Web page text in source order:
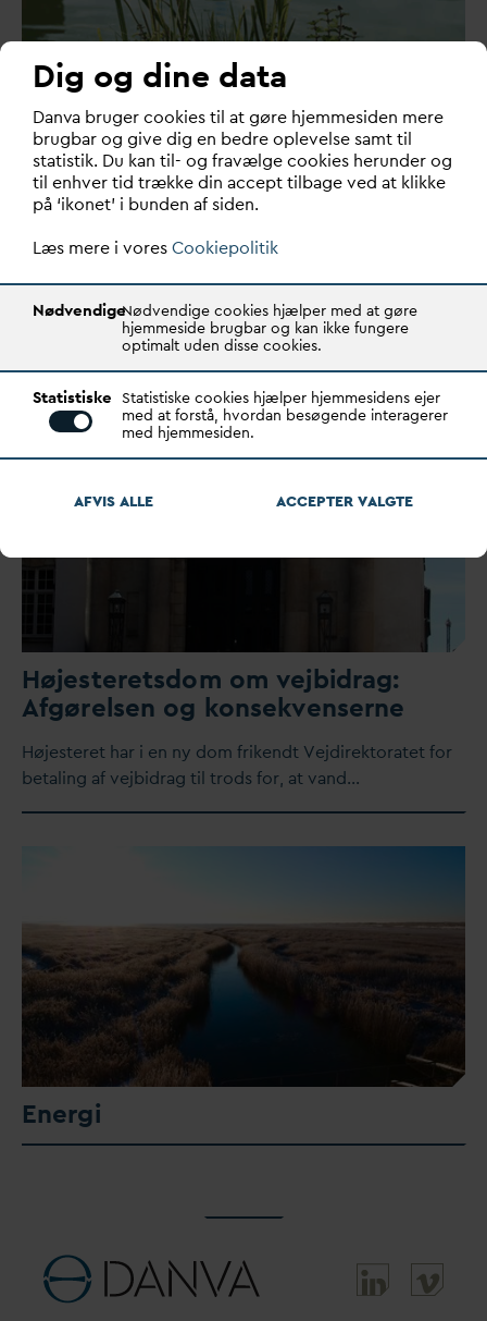
Skabelon for eftergivelse af statslig
vandafgift
Skabelon for eftergivelse af statslig
Tilslutningsbidrag i landzone og
skønnet bebyggelsesprocent
Højesteretsdom om vejbidrag:
Afgørelsen og konsekvenserne
Højesteret har i en ny dom frikendt Vejdirektoratet for
betaling af vejbidrag til trods for, at vand…
Energi
Dig og dine data
Danva bruger cookies til at gøre hjemmesiden mere
brugbar og give dig en bedre oplevelse samt til
statistik. Du kan til- og fravælge cookies herunder og
til enhver tid trække din accept tilbage ved at klikke
på ‘ikonet’ i bunden af siden.
Læs mere i voresCookiepolitik
NødvendigeNødvendige cookies hjælper med at gøre
hjemmeside brugbar og kan ikke fungere
optimalt uden disse cookies.
Statistiske Statistiske cookies hjælper hjemmesidens ejer
med at forstå, hvordan besøgende interagerer
med hjemmesiden.
AFVIS ALLE ACCEPTERVALGTE